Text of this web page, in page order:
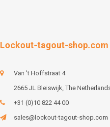
Lockout-tagout-shop.com
Van 't Hoffstraat 4
2665 JL Bleiswijk, The
+31 (0)10 822 44 00
sales@lockout-tagout-shop.com